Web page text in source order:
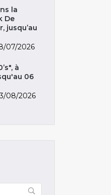
la
De
jusqu’au
07/2026
à
06
08/2026